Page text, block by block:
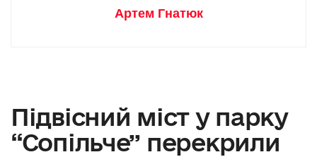
Артем Гнатюк
Підвісний міст у парку
“Сопільче” перекрили